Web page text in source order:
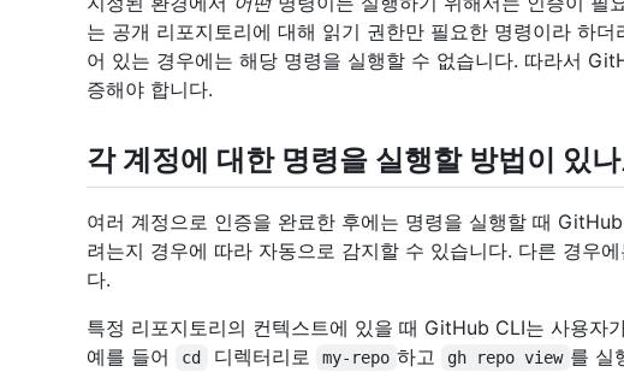
는 공개 리포지토리에 대해 읽기 권한만 필요한 명령이라 하
어 있는 경우에는 해당 명령을 실행할 수 없습니다. 따라서
증해야 합니다.
각 계정에 대한 명령을 실행할 방법이 있
여러 계정으로 인증을 완료한 후에는 명령을 실행할 때
려는지 경우에 따라 자동으로 감지할 수 있습니다. 다른 경우
다.
특정 리포지토리의 컨텍스트에 있을 때 GitHub CLI는 사용자
예를 들어
cd 디렉터리로 my-repo 하고 gh repo view 를 실